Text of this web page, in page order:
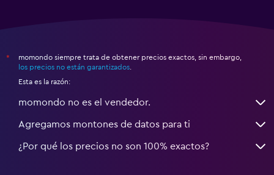
*
momondo siempre trata de obtener precios exactos, sin embargo,
los precios no están garantizados
Esta es la razón:
momondo no es el vendedor.
Agregamos montones de datos para ti
¿Por qué los precios no son 100% exactos?